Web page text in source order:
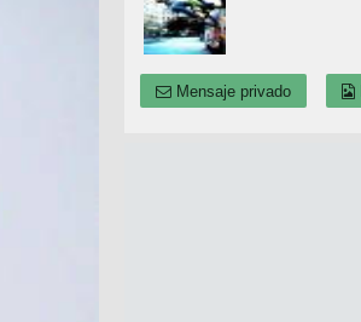
Mensaje privado